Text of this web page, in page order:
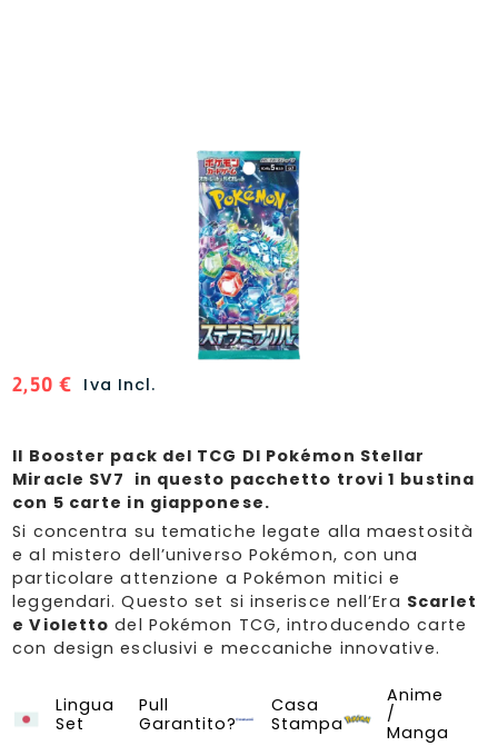
2,50€ Iva Incl.
Il Booster pack del TCG DI Pokémon Stellar
Miracle SV7 in questo pacchetto trovi 1 bustina
con 5 carte in giapponese.
Si concentra su tematiche legate alla maestosità
e al mistero dell’universo Pokémon, con una
particolare attenzione a Pokémon mitici e
leggendari. Questo set si inserisce nell’Era Scarlet
e Violetto del Pokémon TCG, introducendo carte
con design esclusivi e meccaniche innovative.
Lingua
Set
Pull
Garantito?
Casa
Stampa
Anime
/
Manga